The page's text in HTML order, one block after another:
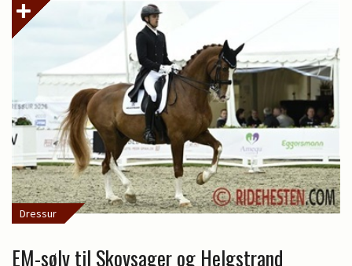
Dressur
EM-sølv til Skovsager og Helgstrand